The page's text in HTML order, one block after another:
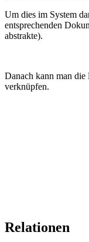
Um dies im System
entsprechenden
abstrakte).
Danach kann man
verknüpfen.
Relationen